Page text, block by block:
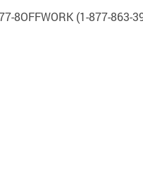
8OFFWORK (1-877-863-